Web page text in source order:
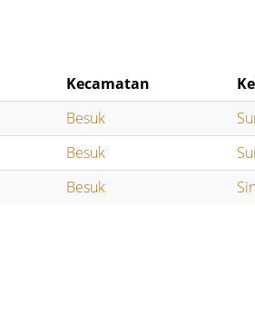
Kecamatan
Besuk
Besuk
Besuk